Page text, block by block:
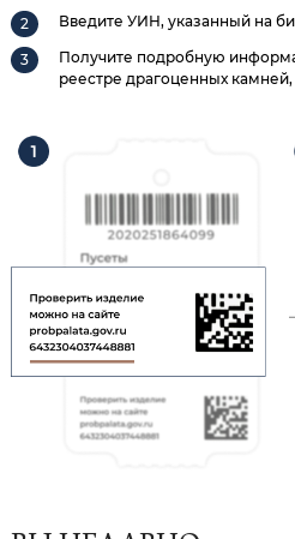
Введите УИН, указанный на
Получите подробную
реестре драгоценных